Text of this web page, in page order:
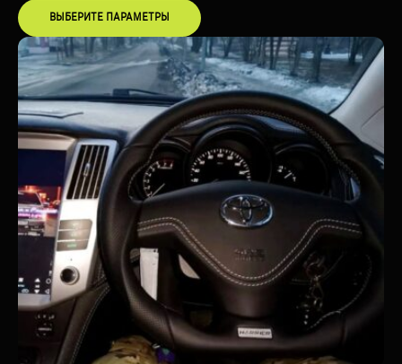
ВЫБЕРИТЕ ПАРАМЕТРЫ